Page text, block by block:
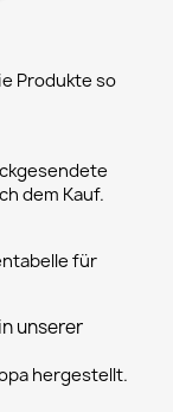
Produkte so
dem Kauf.
für
unserer
hergestellt.